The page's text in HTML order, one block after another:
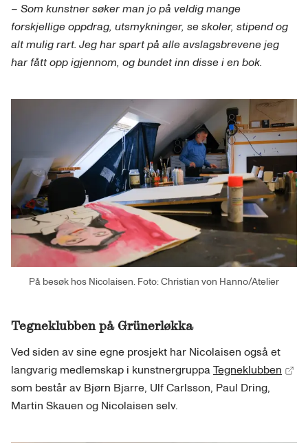
– Som kunstner søker man jo på veldig mange
forskjellige oppdrag, utsmykninger, se skoler, stipend og
alt mulig rart. Jeg har spart på alle avslagsbrevene jeg
har fått opp igjennom, og bundet inn disse i en bok.
På besøk hos Nicolaisen. Foto: Christian von Hanno/Atelier
Tegneklubben på Grünerløkka
Ved siden av sine egne prosjekt har Nicolaisen også et
langvarig medlemskap i kunstnergruppaTegneklubben
som består av Bjørn Bjarre, Ulf Carlsson, Paul Dring,
Martin Skauen og Nicolaisen selv.